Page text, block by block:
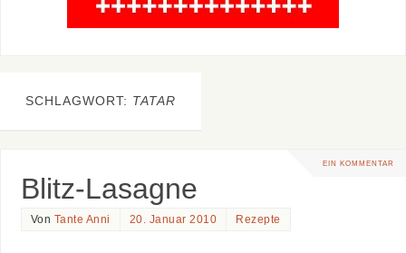
SCHLAGWORT: TATAR
EIN KOMMENTAR
Blitz-Lasagne
Von Tante Anni 20. Januar 2010 Rezepte